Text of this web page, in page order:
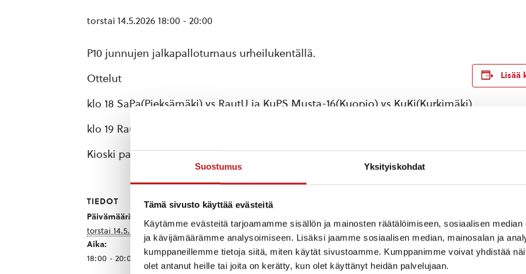
Suostumus Yksityiskohdat
Tämä sivusto käyttää evästeitä
Käytämme evästeitä tarjoamamme sisällön ja mainosten räätälöimiseen, sosiaalisen
ja kävijämäärämme analysoimiseen. Lisäksi jaamme sosiaalisen median, mainosalan ja
kumppaneillemme tietoja siitä, miten käytät sivustoamme. Kumppanimme voivat yhdistää
olet antanut heille tai joita on kerätty, kun olet käyttänyt heidän palvelujaan.
torstai 14.5.2026 18:00 - 20:00
P10 junnujen jalkapalloturnaus urheilukentällä.
Ottelut
klo 18 SaPa(Pieksämäki) vs RautU ja KuPS Musta-16(Kuopio) vs KuKi(Kurkimäki)
klo 19 RautU vs KuPS Musta-16 ja KuKi-SaPa
Kioski palvelee ja maksu käteisellä tai Mobilepay.
Lisää
TIEDOT
Päivämäärä:
torstai 14.5.2026
Aika:
18:00 - 20:00
JÄRJESTÄJÄ
Puhelin
040-8284831
Sähköposti
janne.mensonen@rautala
urheilukenttä
Turkkilanvuorentie
Rautalampi, 77700 Suomi
+ Google Map